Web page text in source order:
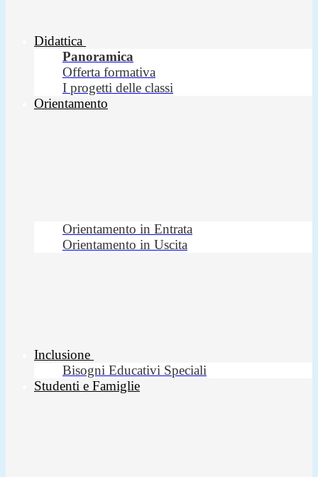
Didattica
Panoramica
Offerta formativa
I progetti delle classi
Orientamento
Orientamento in Entrata
Orientamento in Uscita
Inclusione
Bisogni Educativi Speciali
Studenti e Famiglie